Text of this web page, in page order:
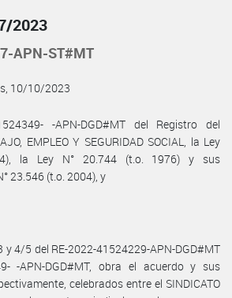
2023
APN-ST#MT
10/10/2023
-APN-DGD#MT del Registro del
EMPLEO Y SEGURIDAD SOCIAL, la Ley
la Ley N° 20.744 (t.o. 1976) y sus
23.546 (t.o. 2004), y
y 4/5 del RE-2022-41524229-APN-DGD#MT
-APN-DGD#MT, obra el acuerdo y sus
celebrados entre el SINDICATO